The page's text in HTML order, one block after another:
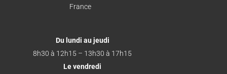
France
Du lundi au jeudi
8h30 à 12h15 – 13h30 à 17h15
Le vendredi